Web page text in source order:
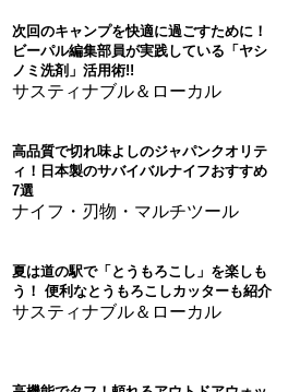
次回のキャンプを快適に過ごすために！
ビーパル編集部員が実践している「ヤシ
ノミ洗剤」活用術!!
サスティナブル＆ローカル
高品質で切れ味よしのジャパンクオリテ
ィ！日本製のサバイバルナイフおすすめ
7選
ナイフ・刃物・マルチツール
夏は道の駅で「とうもろこし」を楽しも
う！ 便利なとうもろこしカッターも紹介
サスティナブル＆ローカル